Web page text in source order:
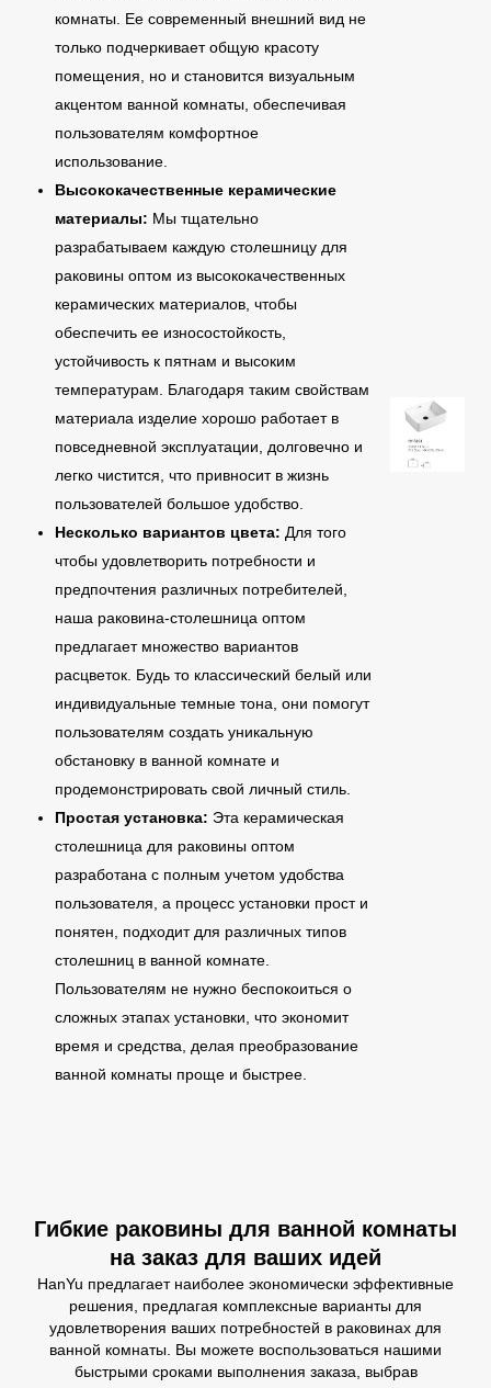
комнаты. Ее современный внешний вид не
только подчеркивает общую красоту
помещения, но и становится визуальным
акцентом ванной комнаты, обеспечивая
пользователям комфортное
использование.
Высококачественные керамические
материалы: Мы тщательно
разрабатываем каждую столешницу для
раковины оптом из высококачественных
керамических материалов, чтобы
обеспечить ее износостойкость,
устойчивость к пятнам и высоким
температурам. Благодаря таким свойствам
материала изделие хорошо работает в
повседневной эксплуатации, долговечно и
легко чистится, что привносит в жизнь
пользователей большое удобство.
Несколько вариантов цвета: Для того
чтобы удовлетворить потребности и
предпочтения различных потребителей,
наша раковина-столешница оптом
предлагает множество вариантов
расцветок. Будь то классический белый или
индивидуальные темные тона, они помогут
пользователям создать уникальную
обстановку в ванной комнате и
продемонстрировать свой личный стиль.
Простая установка: Эта керамическая
столешница для раковины оптом
разработана с полным учетом удобства
пользователя, а процесс установки прост и
понятен, подходит для различных типов
столешниц в ванной комнате.
Пользователям не нужно беспокоиться о
сложных этапах установки, что экономит
время и средства, делая преобразование
ванной комнаты проще и быстрее.
Гибкие раковины для ванной комнаты
на заказ для ваших идей
HanYu предлагает наиболее экономически эффективные
решения, предлагая комплексные варианты для
удовлетворения ваших потребностей в раковинах для
ванной комнаты. Вы можете воспользоваться нашими
быстрыми сроками выполнения заказа, выбрав